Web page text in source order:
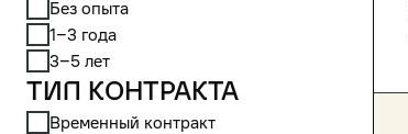
Без опыта
1‒3 года
3‒5 лет
Тип контракта
Временный контракт